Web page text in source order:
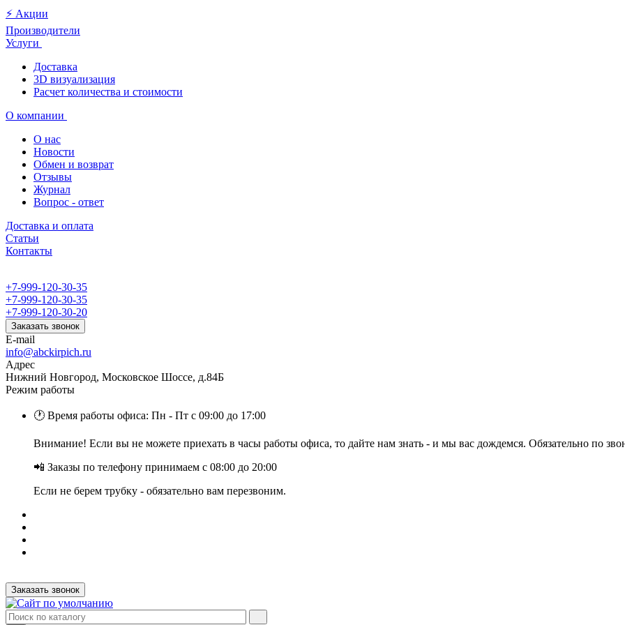
⚡️ Акции
Производители
Услуги
Доставка
3D визуализация
Расчет количества и стоимости
О компании
О нас
Новости
Обмен и возврат
Отзывы
Журнал
Вопрос - ответ
Доставка и оплата
Статьи
Контакты
+7-999-120-30-35
+7-999-120-30-35
+7-999-120-30-20
Заказать звонок
E-mail
info@abckirpich.ru
Адрес
Нижний Новгород, Московское Шоссе, д.84Б
Режим работы
🕐 Время работы офиса: Пн - Пт с 09:00 до 17:00
Внимание! Если вы не можете приехать в часы работы офиса, то дайте нам знать - и мы вас дождемся. Обязательно по
📲 Заказы по телефону принимаем с 08:00 до 20:00
Если не берем трубку - обязательно вам перезвоним.
Заказать звонок